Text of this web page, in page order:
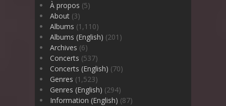
À propos (5)
About (3)
Albums (1,110)
Albums (English) (201)
Archives (6)
Concerts (537)
Concerts (English) (70)
Genres (1,523)
Genres (English) (294)
Information (English) (87)